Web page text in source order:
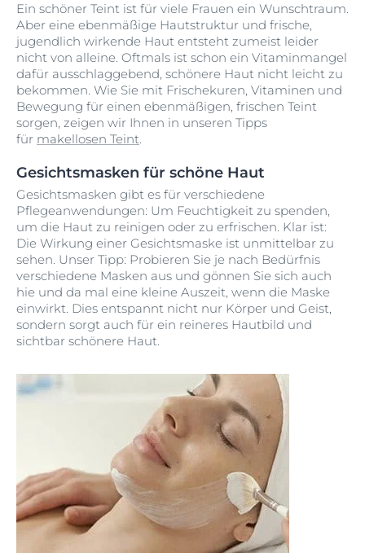
Ein schöner Teint ist für viele Frauen ein Wunschtraum.
Aber eine ebenmäßige Hautstruktur und frische,
jugendlich wirkende Haut entsteht zumeist leider
nicht von alleine. Oftmals ist schon ein Vitaminmangel
dafür ausschlaggebend, schönere Haut nicht leicht zu
bekommen. Wie Sie mit Frischekuren, Vitaminen und
Bewegung für einen ebenmäßigen, frischen Teint
sorgen, zeigen wir Ihnen in unseren Tipps
für makellosen Teint.
Gesichtsmasken für schöne Haut
Gesichtsmasken gibt es für verschiedene
Pflegeanwendungen: Um Feuchtigkeit zu spenden,
um die Haut zu reinigen oder zu erfrischen. Klar ist:
Die Wirkung einer Gesichtsmaske ist unmittelbar zu
sehen. Unser Tipp: Probieren Sie je nach Bedürfnis
verschiedene Masken aus und gönnen Sie sich auch
hie und da mal eine kleine Auszeit, wenn die Maske
einwirkt. Dies entspannt nicht nur Körper und Geist,
sondern sorgt auch für ein reineres Hautbild und
sichtbar schönere Haut.